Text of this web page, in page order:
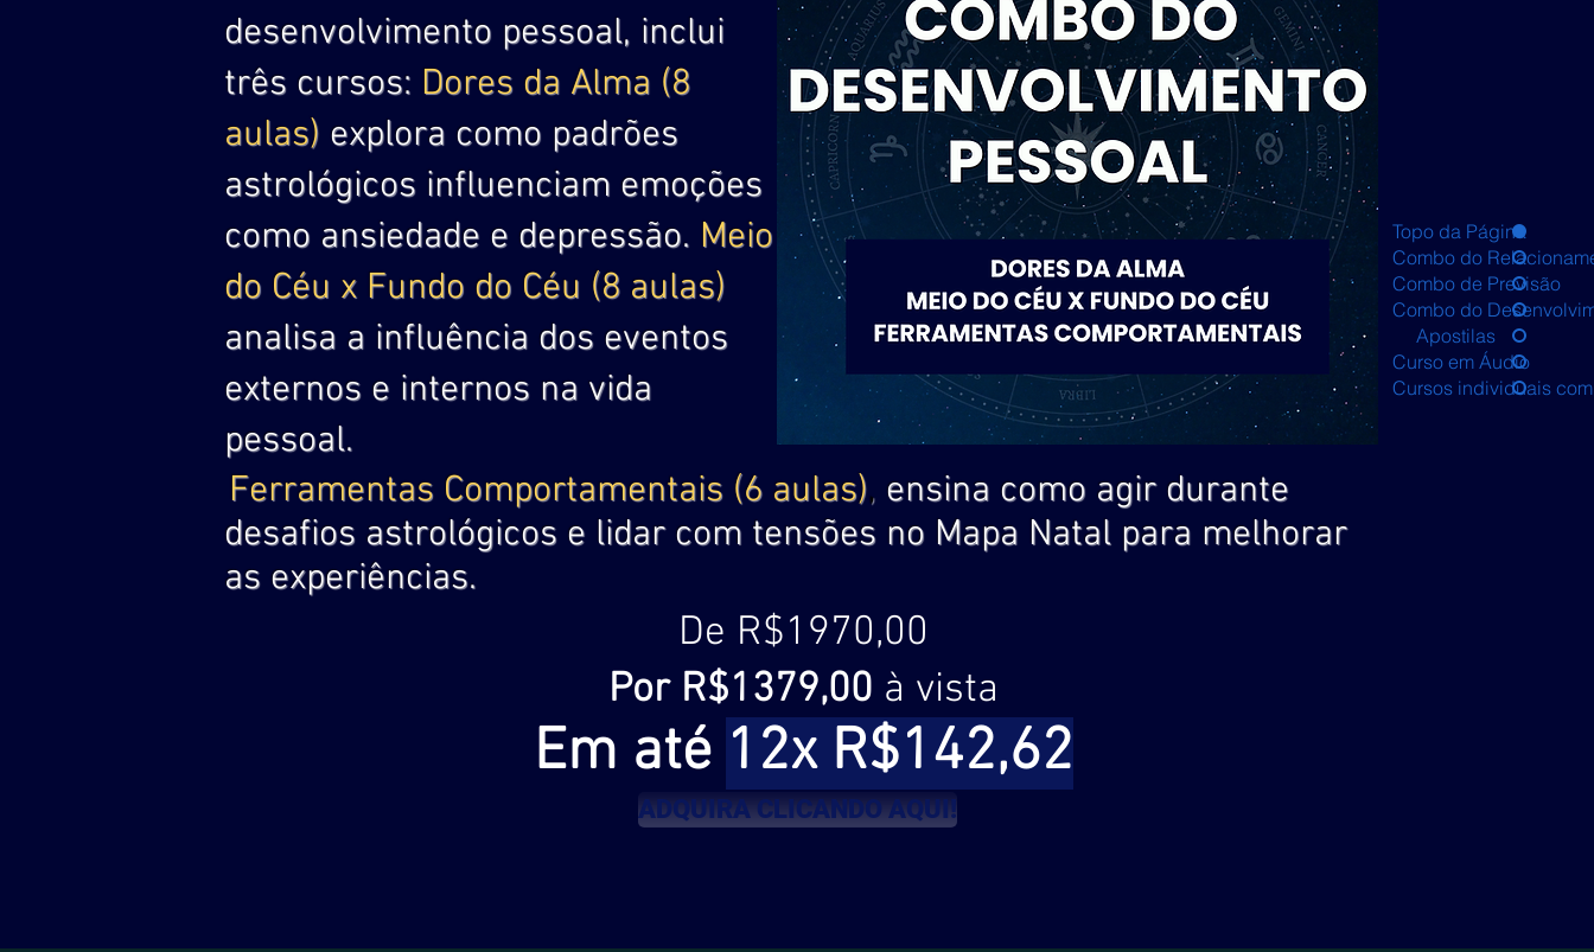
Topo da Página
Combo do
Combo de Previsão
Combo do
Apostilas
Curso em Áudio
Cursos individuais
desenvolvimento pessoal, inclui
três cursos: Dores da Alma (8
aulas) explora como padrões
astrológicos influenciam emoções
como ansiedade e depressão. Meio
do Céu x Fundo do Céu (8 aulas)
analisa a influência dos eventos
externos e internos na vida
pessoal.
Ferramentas Comportamentais (6 aulas), ensina como agir durante
desafios astrológicos e lidar com tensões no Mapa Natal para melhorar
as experiências.
De R$1970,00
Por R$1379,00 à vista
Em até 12x R$142,62
ADQUIRA CLICANDO AQUI!